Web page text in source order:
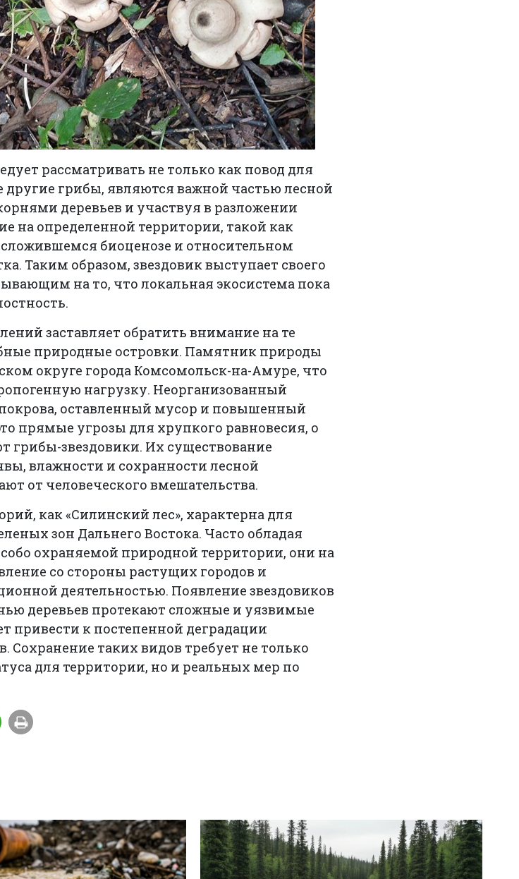
рассматривать не только как повод для
грибы, являются важной частью лесной
деревьев и участвуя в разложении
на определенной территории, такой как
сложившемся биоценозе и относительном
Таким образом, звездовик выступает своего
на то, что локальная экосистема пока
заставляет обратить внимание на те
природные островки. Памятник природы
округе города Комсомольск-на-Амуре, что
нагрузку. Неорганизованный
оставленный мусор и повышенный
прямые угрозы для хрупкого равновесия, о
грибы-звездовики. Их существование
влажности и сохранности лесной
от человеческого вмешательства.
как «Силинский лес», характерна для
зон Дальнего Востока. Часто обладая
охраняемой природной территории, они на
со стороны растущих городов и
деятельностью. Появление звездовиков
деревьев протекают сложные и уязвимые
привести к постепенной деградации
таких видов требует не только
для территории, но и реальных мер по